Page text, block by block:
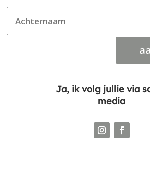
Ja, ik volg jullie via
media